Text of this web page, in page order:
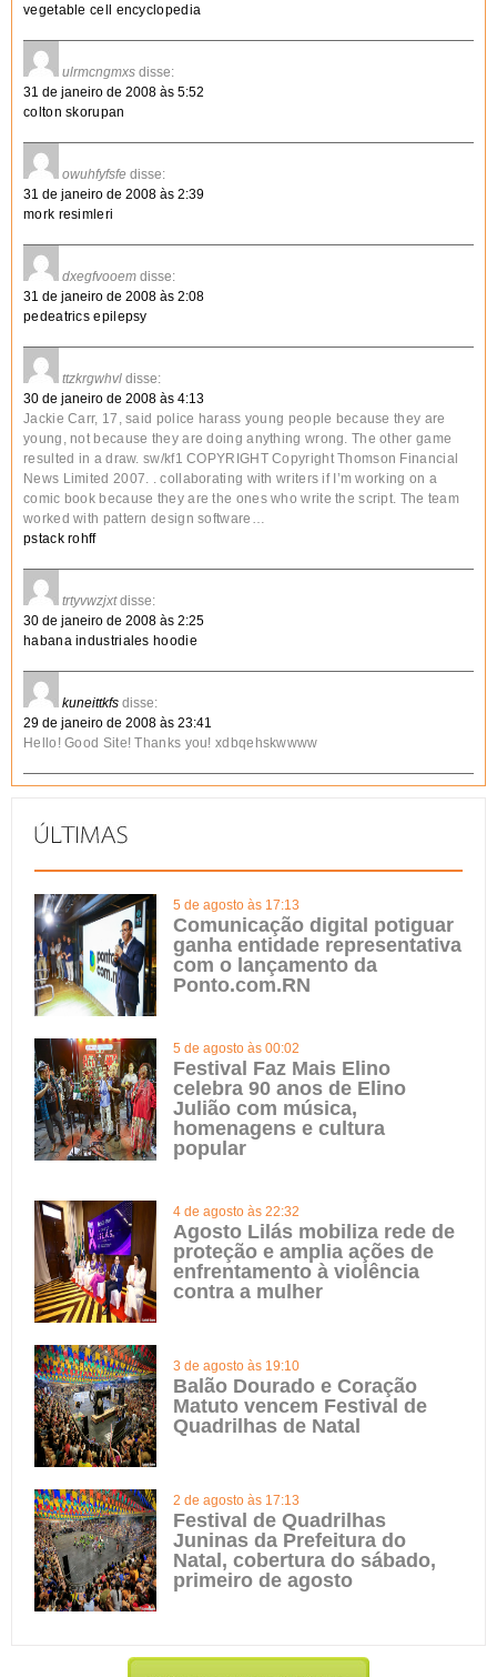
vegetable cell encyclopedia
ulrmcngmxs disse:
31 de janeiro de 2008 às 5:52
colton skorupan
owuhfyfsfe disse:
31 de janeiro de 2008 às 2:39
mork resimleri
dxegfvooem disse:
31 de janeiro de 2008 às 2:08
pedeatrics epilepsy
ttzkrgwhvl disse:
30 de janeiro de 2008 às 4:13
Jackie Carr, 17, said police harass young people because they are
young, not because they are doing anything wrong. The other game
resulted in a draw. sw/kf1 COPYRIGHT Copyright Thomson Financial
News Limited 2007. . collaborating with writers if I’m working on a
comic book because they are the ones who write the script. The team
worked with pattern design software…
pstack rohff
trtyvwzjxt disse:
30 de janeiro de 2008 às 2:25
habana industriales hoodie
kuneittkfs disse:
29 de janeiro de 2008 às 23:41
Hello! Good Site! Thanks you! xdbqehskwwww
5 de agosto às 17:13
Comunicação digital potiguar
ganha entidade representativa
com o lançamento da
Ponto.com.RN
5 de agosto às 00:02
Festival Faz Mais Elino
celebra 90 anos de Elino
Julião com música,
homenagens e cultura
popular
4 de agosto às 22:32
Agosto Lilás mobiliza rede de
proteção e amplia ações de
enfrentamento à violência
contra a mulher
3 de agosto às 19:10
Balão Dourado e Coração
Matuto vencem Festival de
Quadrilhas de Natal
2 de agosto às 17:13
Festival de Quadrilhas
Juninas da Prefeitura do
Natal, cobertura do sábado,
primeiro de agosto